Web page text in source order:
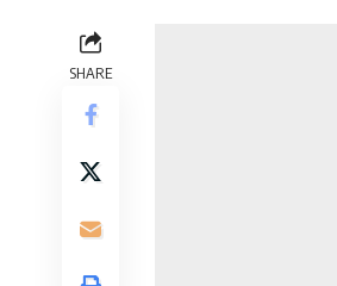
SHARE